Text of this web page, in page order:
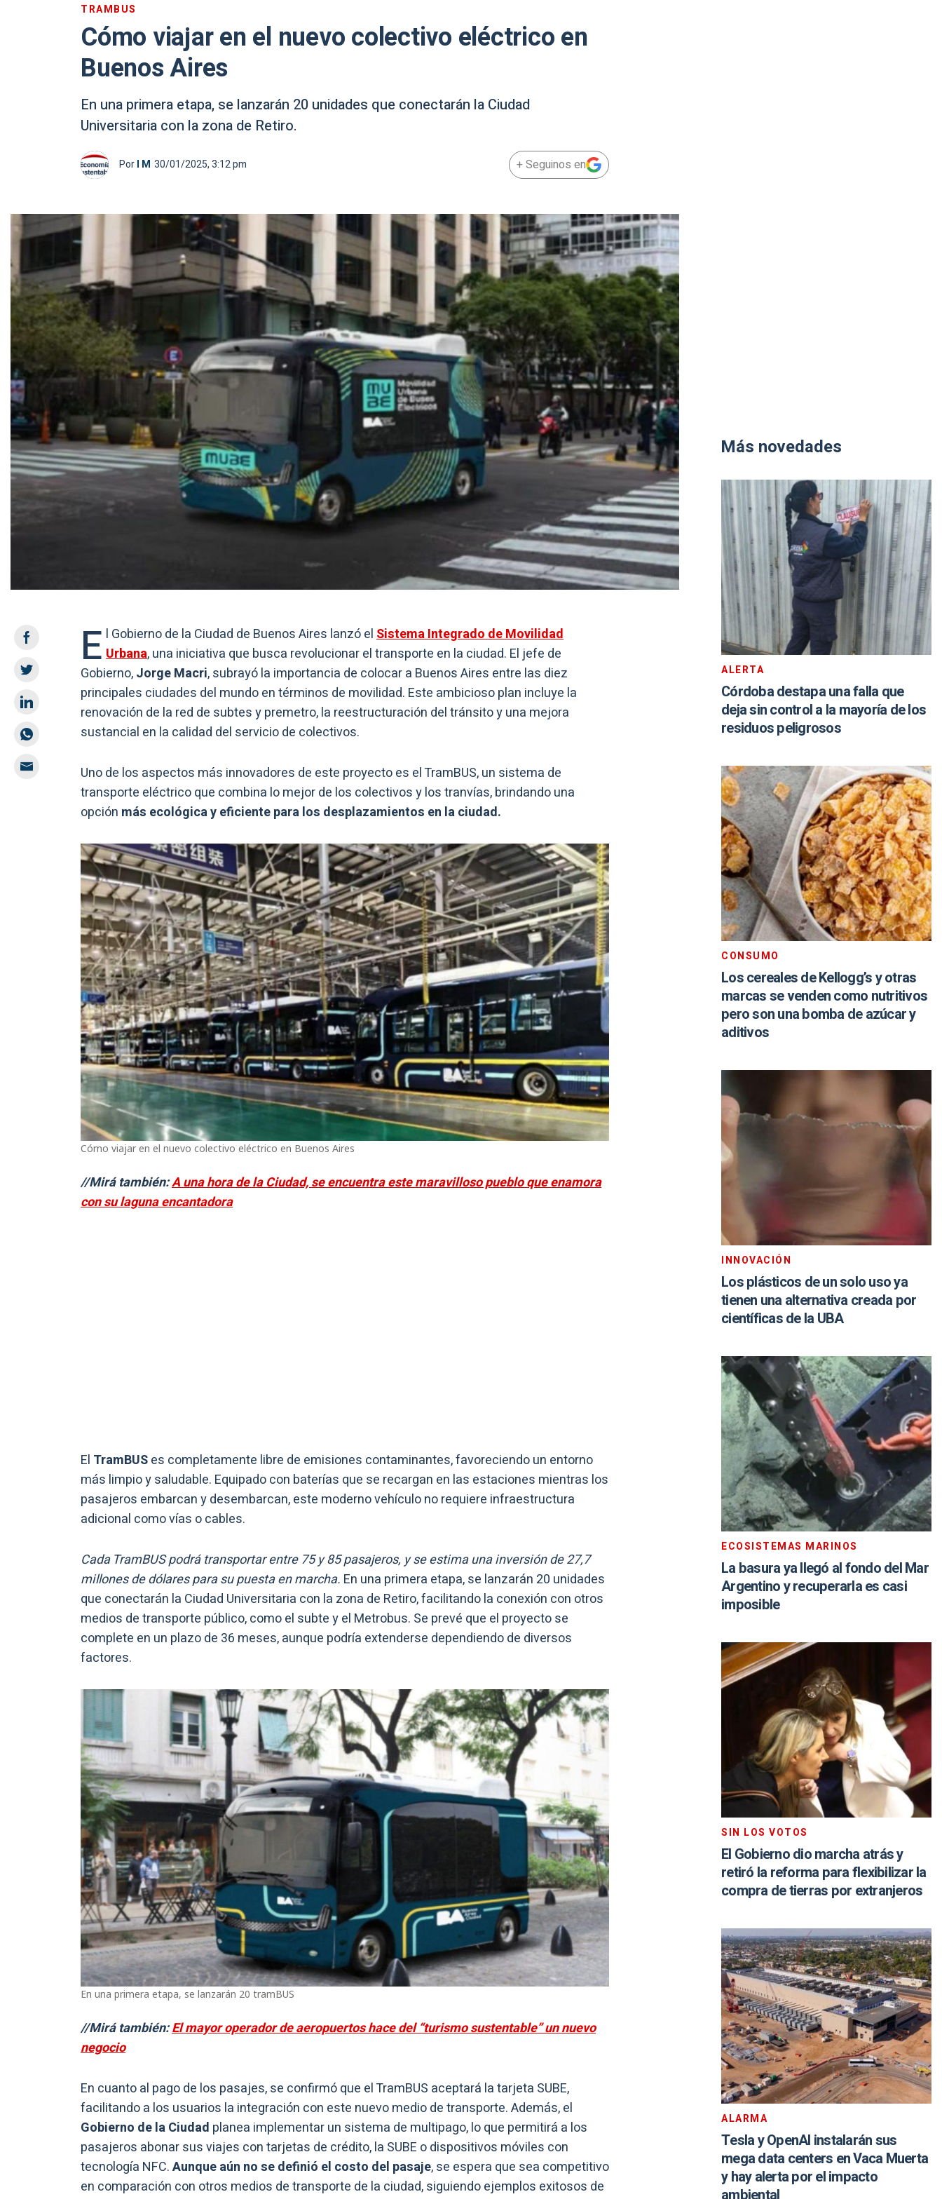
TRAMBUS
Cómo viajar en el nuevo colectivo eléctrico en
Buenos Aires
En una primera etapa, se lanzarán 20 unidades que conectarán la Ciudad
Universitaria con la zona de Retiro.
PorI M 30/01/2025, 3:12 pm + Seguinos en
E l Gobierno de la Ciudad de Buenos Aires lanzó elSistema Integrado de Movilidad
Urbana, una iniciativa que busca revolucionar el transporte en la ciudad. El jefe de
Gobierno,Jorge Macri, subrayó la importancia de colocar a Buenos Aires entre las diez
principales ciudades del mundo en términos de movilidad. Este ambicioso plan incluye la
renovación de la red de subtes y premetro, la reestructuración del tránsito y una mejora
sustancial en la calidad del servicio de colectivos.
Uno de los aspectos más innovadores de este proyecto es el TramBUS, un sistema de
transporte eléctrico que combina lo mejor de los colectivos y los tranvías, brindando una
opción más ecológica y eficiente para los desplazamientos en la ciudad.
Cómo viajar en el nuevo colectivo eléctrico en Buenos Aires
//Mirá también:A una hora de la Ciudad, se encuentra este maravilloso pueblo que enamora
con su laguna encantadora
El TramBUSes completamente libre de emisiones contaminantes, favoreciendo un entorno
más limpio y saludable. Equipado con baterías que se recargan en las estaciones mientras los
pasajeros embarcan y desembarcan, este moderno vehículo no requiere infraestructura
adicional como vías o cables.
Cada TramBUS podrá transportar entre 75 y 85 pasajeros, y se estima una inversión de 27,7
millones de dólares para su puesta en marcha. En una primera etapa, se lanzarán 20 unidades
que conectarán la Ciudad Universitaria con la zona de Retiro, facilitando la conexión con otros
medios de transporte público, como el subte y el Metrobus. Se prevé que el proyecto se
complete en un plazo de 36 meses, aunque podría extenderse dependiendo de diversos
factores.
En una primera etapa, se lanzarán 20 tramBUS
//Mirá también:El mayor operador de aeropuertos hace del “turismo sustentable” un nuevo
negocio
En cuanto al pago de los pasajes, se confirmó que el TramBUS aceptará la tarjeta SUBE,
facilitando a los usuarios la integración con este nuevo medio de transporte. Además, el
Gobierno de la Ciudad planea implementar un sistema de multipago, lo que permitirá a los
pasajeros abonar sus viajes con tarjetas de crédito, la SUBE o dispositivos móviles con
tecnología NFC.Aunque aún no se definió el costo del pasaje, se espera que sea competitivo
en comparación con otros medios de transporte de la ciudad, siguiendo ejemplos exitosos de
Más novedades
ALERTA
Córdoba destapa una falla que
deja sin control a la mayoría de los
residuos peligrosos
CONSUMO
Los cereales de Kellogg’s y otras
marcas se venden como nutritivos
pero son una bomba de azúcar y
aditivos
INNOVACIÓN
Los plásticos de un solo uso ya
tienen una alternativa creada por
científicas de la UBA
ECOSISTEMAS MARINOS
La basura ya llegó al fondo del Mar
Argentino y recuperarla es casi
imposible
SIN LOS VOTOS
El Gobierno dio marcha atrás y
retiró la reforma para flexibilizar la
compra de tierras por extranjeros
ALARMA
Tesla y OpenAI instalarán sus
mega data centers en Vaca Muerta
y hay alerta por el impacto